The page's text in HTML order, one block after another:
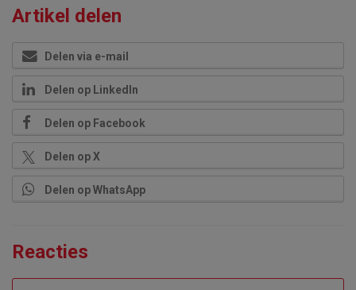
Artikel delen
Delen via e-mail
Delen op LinkedIn
Delen op Facebook
Delen op X
Delen op WhatsApp
Reacties